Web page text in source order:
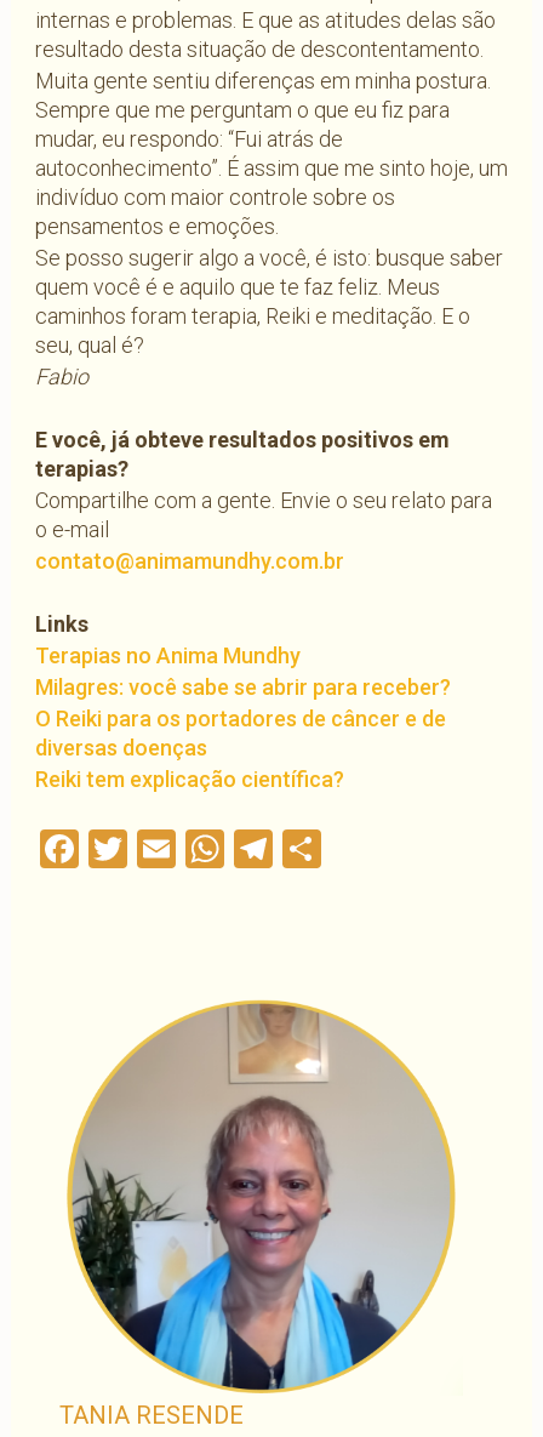
internas e problemas. E que as atitudes delas são
resultado desta situação de descontentamento.
Muita gente sentiu diferenças em minha postura.
Sempre que me perguntam o que eu fiz para
mudar, eu respondo: “Fui atrás de
autoconhecimento”. É assim que me sinto hoje, um
indivíduo com maior controle sobre os
pensamentos e emoções.
Se posso sugerir algo a você, é isto: busque saber
quem você é e aquilo que te faz feliz. Meus
caminhos foram terapia, Reiki e meditação. E o
seu, qual é?
Fabio
E você, já obteve resultados positivos em
terapias?
Compartilhe com a gente. Envie o seu relato para
o e-mail
contato@animamundhy.com.br
Links
Terapias no Anima Mundhy
Milagres: você sabe se abrir para receber?
O Reiki para os portadores de câncer e de
diversas doenças
Reiki tem explicação científica?
Facebook
Twitter
EmailWhatsApp
Telegram
TANIA RESENDE